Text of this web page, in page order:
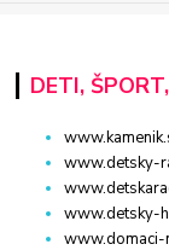
DETI,
www.detsky-
www.detsky-
www.domaci-